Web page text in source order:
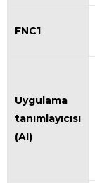
FNC1
Uygulama
tanımlayıcısı
(AI)